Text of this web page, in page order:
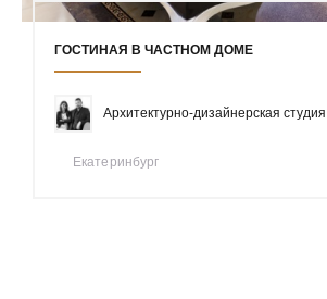
ГОСТИНАЯ В ЧАСТНОМ ДОМЕ
Архитектурно-дизайнерская
Екатеринбург